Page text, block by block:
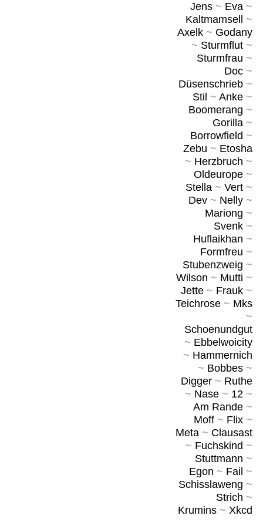
Jens~ Eva~
Kaltmamsell
~
Axelk~ Godany
~ Sturmflut~
Sturmfrau ~
Doc~
Düsenschrieb~
Stil ~ Anke~
Boomerang ~
Gorilla~
Borrowfield ~
Zebu ~ Etosha
~ Herzbruch ~
Oldeurope~
Stella~ Vert~
Dev~ Nelly~
Mariong ~
Svenk~
Huflaikhan ~
Formfreu ~
Stubenzweig ~
Wilson ~ Mutti ~
Jette~ Frauk~
Teichrose~ Mks
~
Schoenundgut
~ Ebbelwoicity
~ Hammernich
~ Bobbes~
Digger~ Ruthe
~ Nase~ 12~
Am Rande~
Moff~ Flix~
Meta~ Clausast
~ Fuchskind ~
Stuttmann ~
Egon ~ Fail ~
Schisslaweng ~
Strich ~
Krumins~ Xkcd